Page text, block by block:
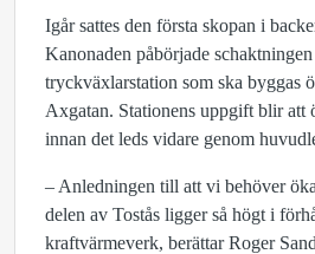
Igår sattes den första skopan i
Kanonaden påbörjade
tryckväxlarstation som ska byggas
Axgatan. Stationens uppgift blir att
innan det leds vidare genom
– Anledningen till att vi behöver
delen av Tostås ligger så högt i
kraftvärmeverk, berättar Roger